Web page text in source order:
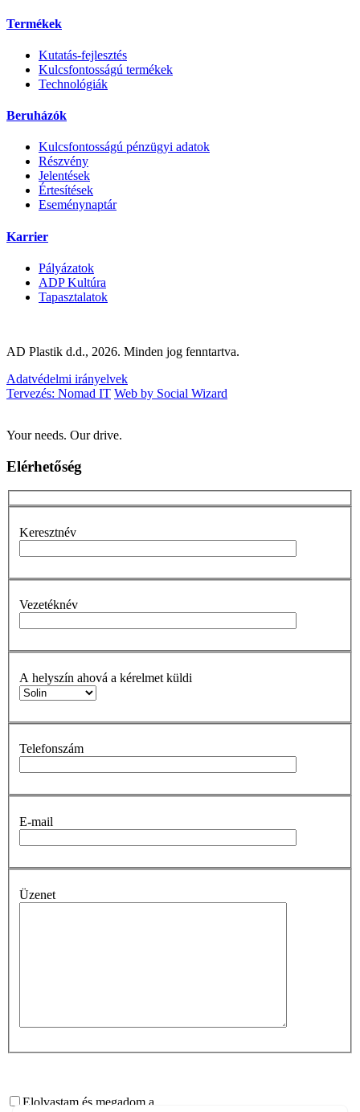
Termékek
Kutatás-fejlesztés
Kulcsfontosságú termékek
Technológiák
Beruházók
Kulcsfontosságú pénzügyi adatok
Részvény
Jelentések
Értesítések
Eseménynaptár
Karrier
Pályázatok
ADP Kultúra
Tapasztalatok
AD Plastik d.d., 2026. Minden jog fenntartva.
Adatvédelmi irányelvek
Tervezés: Nomad IT Web by Social Wizard
Your needs. Our drive.
Elérhetőség
Keresztnév
Vezetéknév
A helyszín ahová a kérelmet küldi
Telefonszám
E-mail
Üzenet
Elolvastam és megadom a